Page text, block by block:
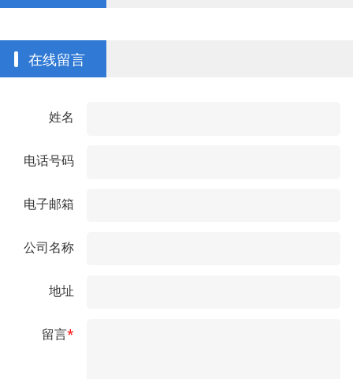
在线留言
姓名
电话号码
电子邮箱
公司名称
地址
留言*